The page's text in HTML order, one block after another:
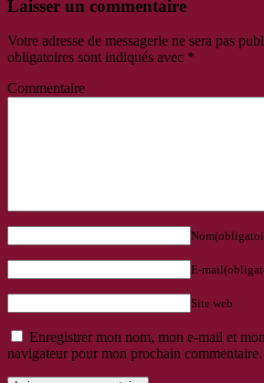
Laisser un commentaire
Votre adresse de messagerie ne sera pas
obligatoires sont indiqués avec *
Commentaire
E-
Site web
Enregistrer mon nom, mon e-mail et
navigateur pour mon prochain commentaire.